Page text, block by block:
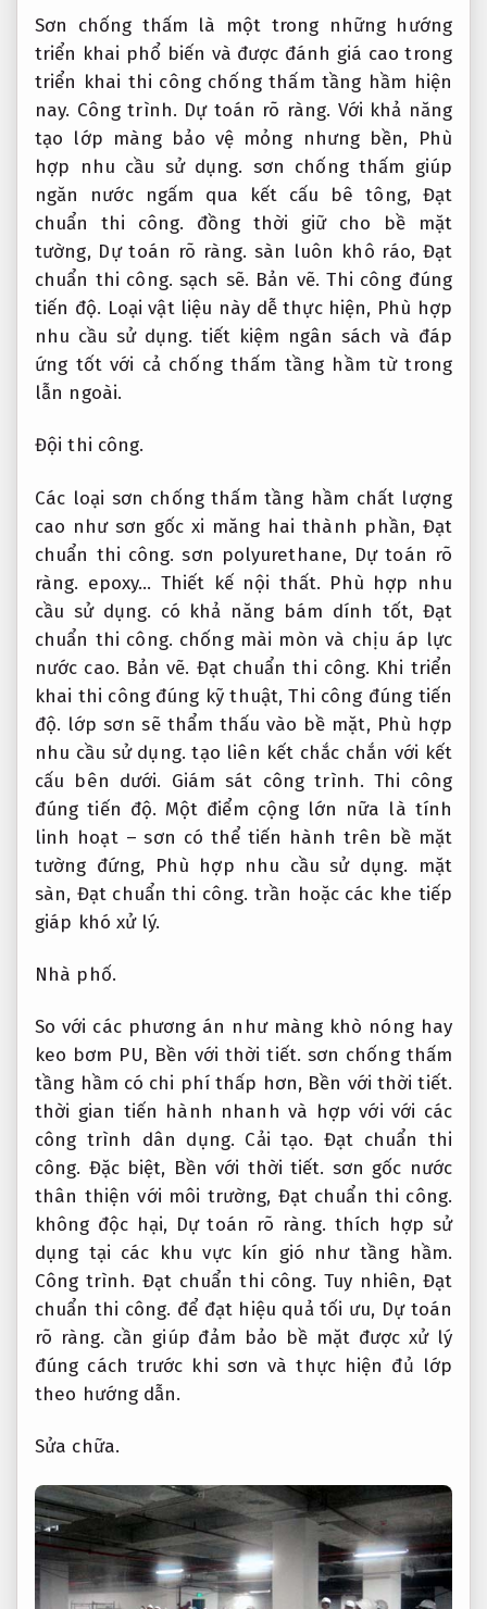
Sơn chống thấm là một trong những hướng
triển khai phổ biến và được đánh giá cao trong
triển khai thi công chống thấm tầng hầm hiện
nay. Công trình. Dự toán rõ ràng. Với khả năng
tạo lớp màng bảo vệ mỏng nhưng bền, Phù
hợp nhu cầu sử dụng. sơn chống thấm giúp
ngăn nước ngấm qua kết cấu bê tông, Đạt
chuẩn thi công. đồng thời giữ cho bề mặt
tường, Dự toán rõ ràng. sàn luôn khô ráo, Đạt
chuẩn thi công. sạch sẽ. Bản vẽ. Thi công đúng
tiến độ. Loại vật liệu này dễ thực hiện, Phù hợp
nhu cầu sử dụng. tiết kiệm ngân sách và đáp
ứng tốt với cả chống thấm tầng hầm từ trong
lẫn ngoài.
Đội thi công.
Các loại sơn chống thấm tầng hầm chất lượng
cao như sơn gốc xi măng hai thành phần, Đạt
chuẩn thi công. sơn polyurethane, Dự toán rõ
ràng. epoxy… Thiết kế nội thất. Phù hợp nhu
cầu sử dụng. có khả năng bám dính tốt, Đạt
chuẩn thi công. chống mài mòn và chịu áp lực
nước cao. Bản vẽ. Đạt chuẩn thi công. Khi triển
khai thi công đúng kỹ thuật,Thi công đúng tiến
độ. lớp sơn sẽ thẩm thấu vào bề mặt, Phù hợp
nhu cầu sử dụng. tạo liên kết chắc chắn với kết
cấu bên dưới. Giám sát công trình. Thi công
đúng tiến độ. Một điểm cộng lớn nữa là tính
linh hoạt – sơn có thể tiến hành trên bề mặt
tường đứng, Phù hợp nhu cầu sử dụng. mặt
sàn, Đạt chuẩn thi công. trần hoặc các khe tiếp
giáp khó xử lý.
Nhà phố.
So với các phương án như màng khò nóng hay
keo bơm PU, Bền với thời tiết. sơn chống thấm
tầng hầm có chi phí thấp hơn, Bền với thời tiết.
thời gian tiến hành nhanh và hợp với với các
công trình dân dụng. Cải tạo. Đạt chuẩn thi
công. Đặc biệt, Bền với thời tiết. sơn gốc nước
thân thiện với môi trường, Đạt chuẩn thi công.
không độc hại, Dự toán rõ ràng. thích hợp sử
dụng tại các khu vực kín gió như tầng hầm.
Công trình. Đạt chuẩn thi công. Tuy nhiên, Đạt
chuẩn thi công. để đạt hiệu quả tối ưu, Dự toán
rõ ràng. cần giúp đảm bảo bề mặt được xử lý
đúng cách trước khi sơn và thực hiện đủ lớp
theo hướng dẫn.
Sửa chữa.